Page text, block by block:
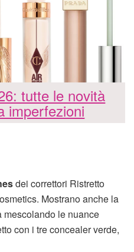
tutte le novità
imperfezioni
dei correttori Ristretto
Mostrano anche la
mescolando le nuance
con i tre concealer verde,